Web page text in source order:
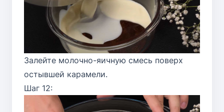
Залейте молочно-яичную смесь поверх
остывшей карамели.
Шаг 12: